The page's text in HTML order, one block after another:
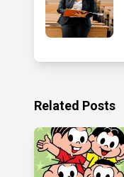
Related Posts